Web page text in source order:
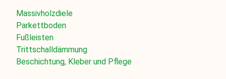
Massivholzdiele
Parkettboden
Fußleisten
Trittschalldämmung
Beschichtung, Kleber und Pflege